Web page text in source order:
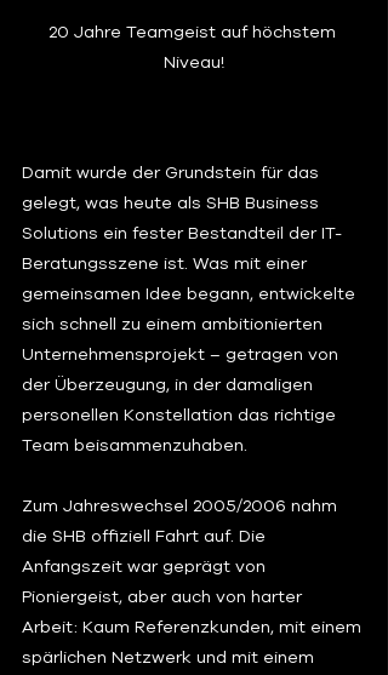
20 Jahre Teamgeist auf höchstem
Niveau!
Damit wurde der Grundstein für das
gelegt, was heute als SHB Business
Solutions ein fester Bestandteil der IT-
Beratungsszene ist. Was mit einer
gemeinsamen Idee begann, entwickelte
sich schnell zu einem ambitionierten
Unternehmensprojekt – getragen von
der Überzeugung, in der damaligen
personellen Konstellation das richtige
Team beisammenzuhaben.
Zum Jahreswechsel 2005/2006 nahm
die SHB offiziell Fahrt auf. Die
Anfangszeit war geprägt von
Pioniergeist, aber auch von harter
Arbeit: Kaum Referenzkunden, mit einem
spärlichen Netzwerk und mit einem